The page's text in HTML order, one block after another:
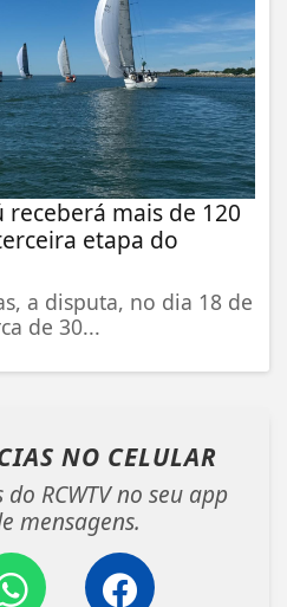
mais de 120
etapa do
a disputa, no dia 18 de
de 30...
NO CELULAR
RCWTV no seu app
mensagens.